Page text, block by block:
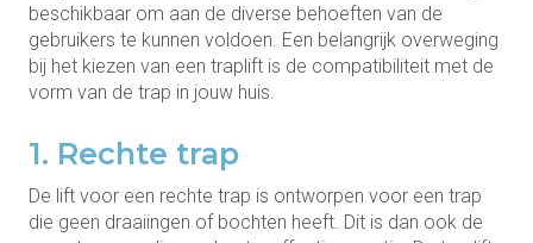
beschikbaar om aan de diverse behoeften van de
gebruikers te kunnen voldoen. Een belangrijk overweging
bij het kiezen van een traplift is de compatibiliteit met de
vorm van de trap in jouw huis.
1. Rechte trap
De lift voor een rechte trap is ontworpen voor een trap
die geen draaiingen of bochten heeft. Dit is dan ook de